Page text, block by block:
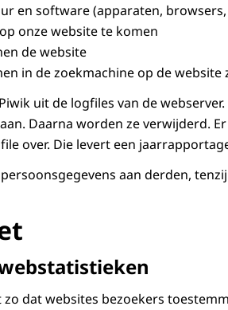
en software (apparaten,
onze website te komen
de website
in de zoekmachine op de website
uit de logfiles van de
Daarna worden ze verwijderd.
over. Die levert een
aan derden,
zo dat websites bezoekers